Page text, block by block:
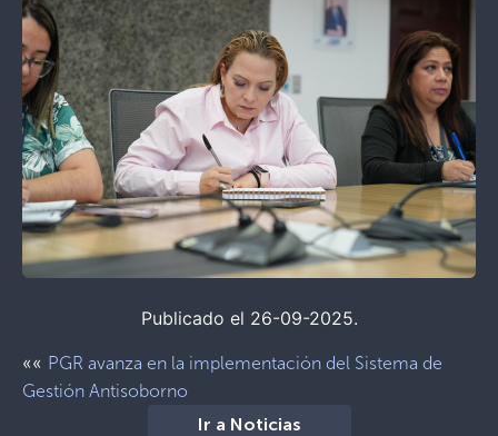
Publicado el 26-09-2025.
«« PGR avanza en la implementación del Sistema de
Gestión Antisoborno
Ir a Noticias